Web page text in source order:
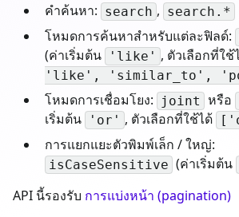
คำค้นหา: search , search.*
โหมดการค้นหาสำหรับแต่ละฟิลด์:
(ค่าเริ่มต้น 'like' , ตัวเลือกที่ใช้
'like', 'similar_to',
โหมดการเชื่อมโยง:
joint หรือ
เริ่มต้น
'or' , ตัวเลือกที่ใช้ได้
การแยกแยะตัวพิมพ์เล็ก / ใหญ่:
isCaseSensitive (ค่าเริ่มต้น
API นี้รองรับ การแบ่งหน้า (pagination)